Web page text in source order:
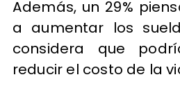
Además, un 29%
a aumentar los
considera que
reducir el costo de la